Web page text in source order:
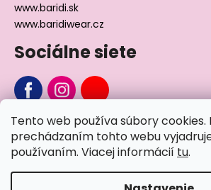
Tento web používa súbory cookies.
prechádzaním tohto webu
používaním. Viacej informácií tu.
www.baridi.sk
www.baridiwear.cz
Sociálne siete
Chcete sa nás na